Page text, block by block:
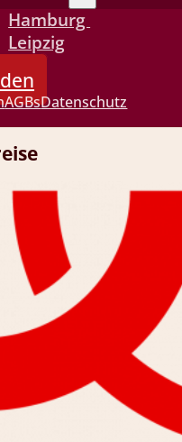
Hamburg
Leipzig
AGBsDatenschutz